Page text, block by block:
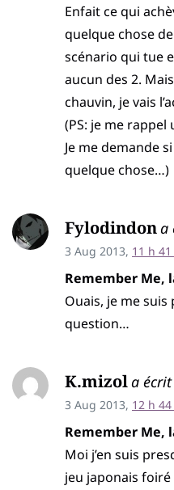
Enfait ce qui
quelque chose
scénario qui tue
aucun des 2.
chauvin, je vais
(PS: je me rappel
Je me demande
quelque chose…)
Fylodindona
3 Aug 2013, 11 h
Remember Me,
Ouais, je me
question…
K.mizola
3 Aug 2013, 12 h
Remember Me,
Moi j’en suis
jeu japonais foiré